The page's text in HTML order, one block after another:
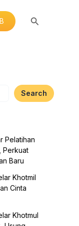
Search
Search
Pelatihan
Perkuat
Baru
Khotmil
Cinta
Khotmul